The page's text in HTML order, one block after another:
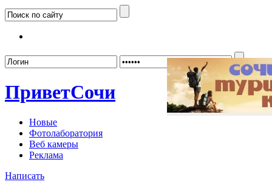
ПриветСочи
Новые
Фотолаборатория
Веб камеры
Реклама
Написать